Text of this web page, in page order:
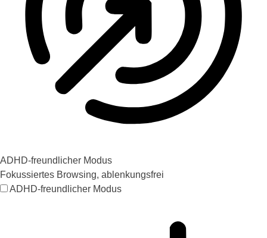
ADHD-freundlicher Modus
Fokussiertes Browsing, ablenkungsfrei
ADHD-freundlicher Modus